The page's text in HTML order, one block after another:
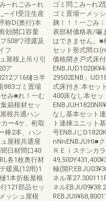
―れごみ―れ
イl受注生産
称D(奥行)本
効開口容量
508ワ理露及
フ
屋根上吊り引
ア
フ166‖ヨ半
883ゴミ置場
み■れ！一む
箱根材セッ
根共通ハン
ー4ケ、桁取
棒2本、ハン
屋根共通屋
日材間口40
各1枚奥行材
暖風(12用)1
1本折板屋根
121部品セッ
ッシュ屋根
ゴミ問こみ―れ2
ゴミ置場一メッ
麹！！！一ごみ
表部材価格表/嚇
はできません。■
セット形式間ロ
価格開き戸式床
29502ENB」
式床付き:本セッ
400床なし本セッ
なし基本セット
ト連棟ユニット
号ENBJじ
nNnENBJUHl■
ＲＥｌステンカ
極(開
ネル革
ネル